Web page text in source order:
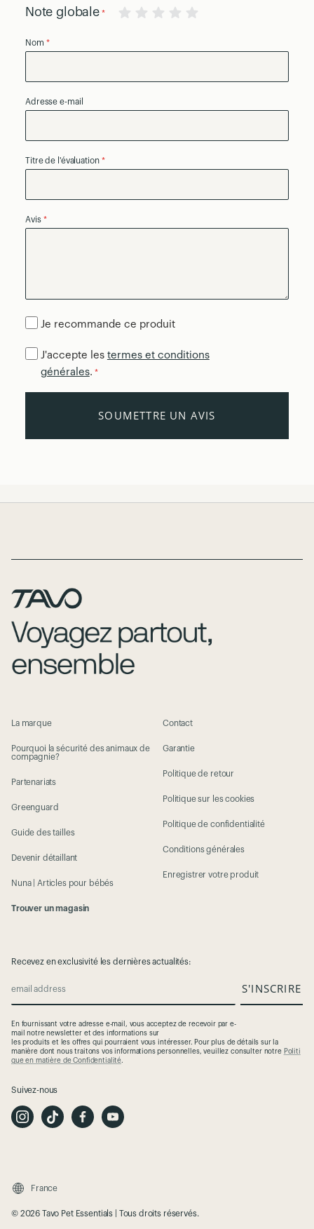
Note globale
Nom
Adresse e-mail
Titre de l'évaluation
Avis
Je recommande ce produit
J'accepte les termes et conditions
générales. *
SOUMETTRE UN AVIS
La marque
Pourquoi la sécurité des animaux de
compagnie?
Partenariats
Greenguard
Guide des tailles
Devenir détaillant
Nuna | Articles pour bébés
Trouver un magasin
Contact
Garantie
Politique de retour
Politique sur les cookies
Politique de confidentialité
Conditions générales
Enregistrer votre produit
Recevez en exclusivité les dernières actualités:
email address S'INSCRIRE
En fournissant votre adressee-mail, vous acceptezde recevoirpar e-
mailnotrenewsletter et des informationssur
lesproduits et lesoffres quipourraient vous intéresser. Pour plus dedétails sur la
manière dont noustraitons vos informations personnelles,veuillez consulter notre Politi
que en matière de Confidentialité.
Suivez-nous
n
i
a
o
France
© 2026 Tavo Pet Essentials | Tous droits réservés.